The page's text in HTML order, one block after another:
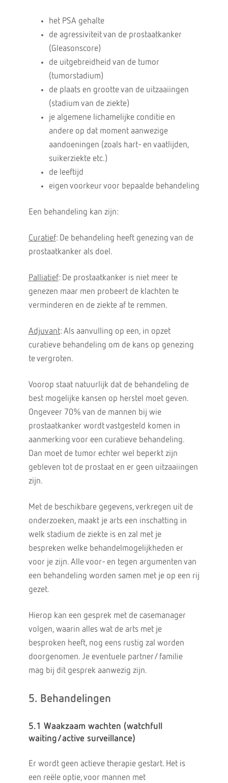
het PSA gehalte
de agressiviteit van de prostaatkanker
(Gleasonscore)
de uitgebreidheid van de tumor
(tumorstadium)
de plaats en grootte van de uitzaaiingen
(stadium van de ziekte)
je algemene lichamelijke conditie en
andere op dat moment aanwezige
aandoeningen (zoals hart- en vaatlijden,
suikerziekte etc.)
de leeftijd
eigen voorkeur voor bepaalde behandeling
Een behandeling kan zijn:
Curatief: De behandeling heeft genezing van de
prostaatkanker als doel.
Palliatief: De prostaatkanker is niet meer te
genezen maar men probeert de klachten te
verminderen en de ziekte af te remmen.
Adjuvant: Als aanvulling op een, in opzet
curatieve behandeling om de kans op genezing
te vergroten.
Voorop staat natuurlijk dat de behandeling de
best mogelijke kansen op herstel moet geven.
Ongeveer 70% van de mannen bij wie
prostaatkanker wordt vastgesteld komen in
aanmerking voor een curatieve behandeling.
Dan moet de tumor echter wel beperkt zijn
gebleven tot de prostaat en er geen uitzaaiingen
zijn.
Met de beschikbare gegevens, verkregen uit de
onderzoeken, maakt je arts een inschatting in
welk stadium de ziekte is en zal met je
bespreken welke behandelmogelijkheden er
voor je zijn. Alle voor- en tegen argumenten van
een behandeling worden samen met je op een rij
gezet.
Hierop kan een gesprek met de casemanager
volgen, waarin alles wat de arts met je
besproken heeft, nog eens rustig zal worden
doorgenomen. Je eventuele partner/ familie
mag bij dit gesprek aanwezig zijn.
5. Behandelingen
5.1 Waakzaam wachten (watchfull
waiting/active surveillance)
Er wordt geen actieve therapie gestart. Het is
een reële optie, voor mannen met